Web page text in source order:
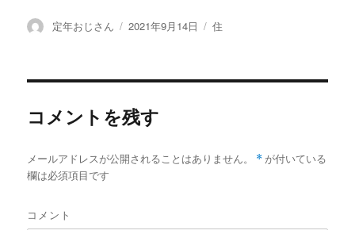
投
定年おじさん
投
2021年9月14日
カ
住
コメントを残す
メールアドレスが公開されることはありません。 * が付いている
欄は必須項目です
コメント